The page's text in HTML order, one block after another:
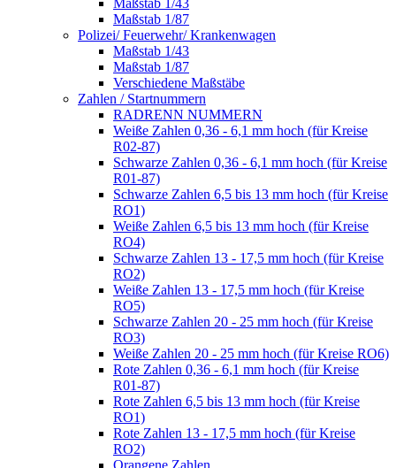
Maßstab 1/43
Maßstab 1/87
Polizei/ Feuerwehr/ Krankenwagen
Maßstab 1/43
Maßstab 1/87
Verschiedene Maßstäbe
Zahlen / Startnummern
RADRENN NUMMERN
Weiße Zahlen 0,36 - 6,1 mm hoch (für Kreise
R02-87)
Schwarze Zahlen 0,36 - 6,1 mm hoch (für Kreise
R01-87)
Schwarze Zahlen 6,5 bis 13 mm hoch (für Kreise
RO1)
Weiße Zahlen 6,5 bis 13 mm hoch (für Kreise
RO4)
Schwarze Zahlen 13 - 17,5 mm hoch (für Kreise
RO2)
Weiße Zahlen 13 - 17,5 mm hoch (für Kreise
RO5)
Schwarze Zahlen 20 - 25 mm hoch (für Kreise
RO3)
Weiße Zahlen 20 - 25 mm hoch (für Kreise RO6)
Rote Zahlen 0,36 - 6,1 mm hoch (für Kreise
R01-87)
Rote Zahlen 6,5 bis 13 mm hoch (für Kreise
RO1)
Rote Zahlen 13 - 17,5 mm hoch (für Kreise
RO2)
Orangene Zahlen